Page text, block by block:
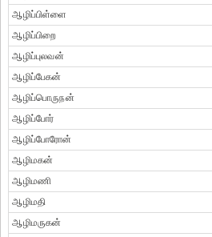
ஆழிப்பிள்ளை
ஆழிப்பிறை
ஆழிப்புலவன்
ஆழிப்பேகன்
ஆழிப்பொருநன்
ஆழிப்போர்
ஆழிப்போரோன்
ஆழிமகன்
ஆழிமணி
ஆழிமதி
ஆழிமருகன்